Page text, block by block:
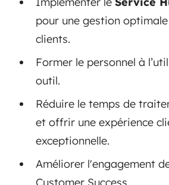
pour une gestion
clients.
Former le personnel à
outil.
Réduire le temps de
et offrir une expérience
exceptionnelle.
Améliorer l'engagement